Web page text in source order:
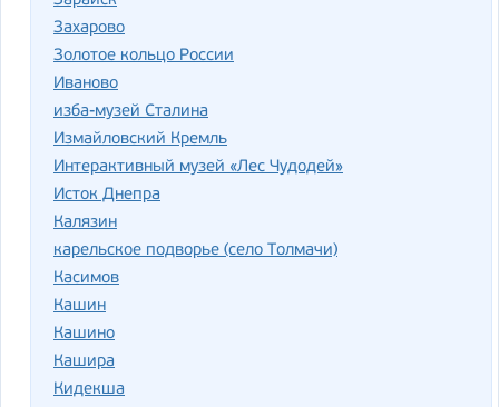
Захарово
Золотое кольцо России
Иваново
изба-музей Сталина
Измайловский Кремль
Интерактивный музей «Лес Чудодей»
Исток Днепра
Калязин
карельское подворье (село Толмачи)
Касимов
Кашин
Кашино
Кашира
Кидекша